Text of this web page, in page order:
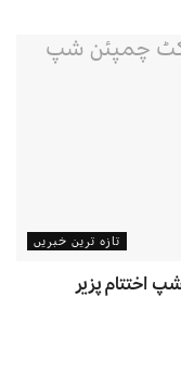
تازہ ترین خبریں
اختتام پزیر